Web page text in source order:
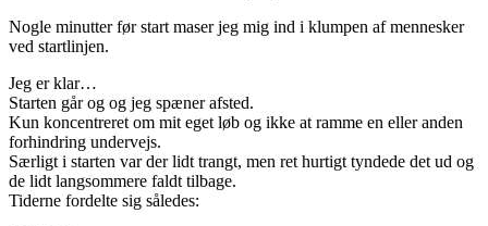
Nogle minutter før start maser jeg mig ind i klumpen af mennesker
ved startlinjen.
Jeg er klar…
Starten går og og jeg spæner afsted.
Kun koncentreret om mit eget løb og ikke at ramme en eller anden
forhindring undervejs.
Særligt i starten var der lidt trangt, men ret hurtigt tyndede det ud og
de lidt langsommere faldt tilbage.
Tiderne fordelte sig således: